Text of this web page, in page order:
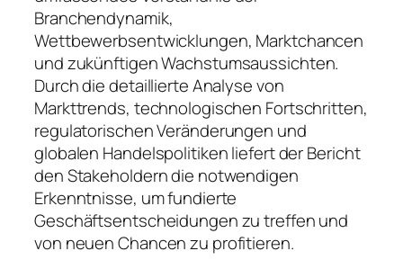
Branchendynamik,
Wettbewerbsentwicklungen, Marktchancen
und zukünftigen Wachstumsaussichten.
Durch die detaillierte Analyse von
Markttrends, technologischen Fortschritten,
regulatorischen Veränderungen und
globalen Handelspolitiken liefert der Bericht
den Stakeholdern die notwendigen
Erkenntnisse, um fundierte
Geschäftsentscheidungen zu treffen und
von neuen Chancen zu profitieren.